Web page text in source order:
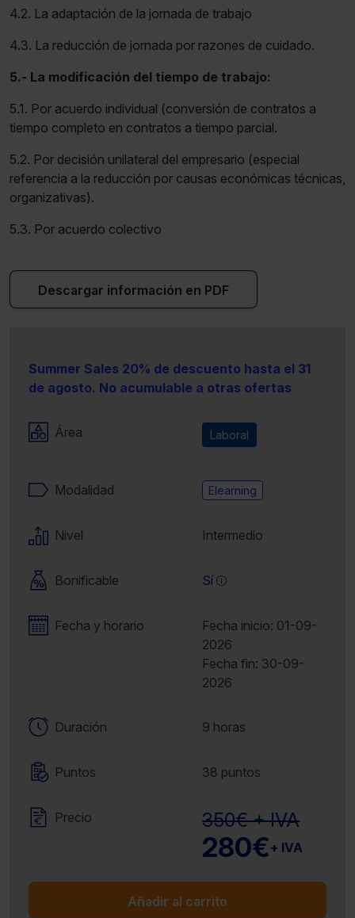
4.2. La adaptación de la jornada de trabajo
4.3. La reducción de jornada por razones de cuidado.
5.- La modificación del tiempo de trabajo:
5.1. Por acuerdo individual (conversión de contratos a
tiempo completo en contratos a tiempo parcial.
5.2. Por decisión unilateral del empresario (especial
referencia a la reducción por causas económicas técnicas,
organizativas).
5.3. Por acuerdo colectivo
Descargar información en PDF
Summer Sales 20% de descuento hasta el 31
de agosto. No acumulable a otras ofertas
Área Laboral
Modalidad Elearning
Nivel Intermedio
Bonificable Sí
Fecha y horario
Fecha inicio: 01-09-
2026
Fecha fin: 30-09-
2026
Duración 9 horas
Puntos 38 puntos
Precio 350€ + IVA
280€+ IVA
Añadir al carrito